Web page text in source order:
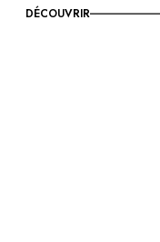
DÉCOUVRIR